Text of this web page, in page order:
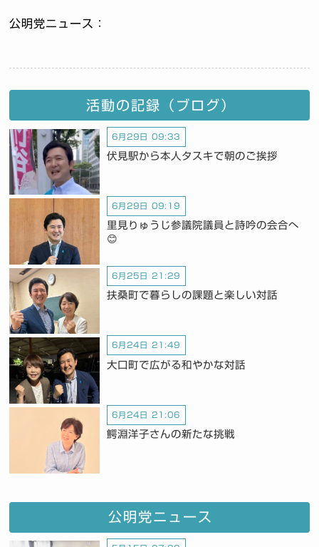
公明党ニュース：
活動の記録（ブログ）
6月29日 09:33
伏見駅から本人タスキで朝のご挨拶
6月29日 09:19
里見りゅうじ参議院議員と詩吟の会合へ
😊
6月25日 21:29
扶桑町で暮らしの課題と楽しい対話
6月24日 21:49
大口町で広がる和やかな対話
6月24日 21:06
鰐淵洋子さんの新たな挑戦
公明党ニュース